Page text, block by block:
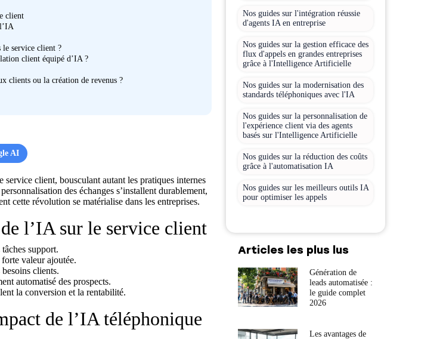
client
le service client ?
client équipé d’IA ?
clients ou la création de revenus ?
AI
client, bousculant autant les pratiques internes
des échanges s’installent durablement,
cette révolution se matérialise dans les entreprises.
l’IA sur le service client
support.
valeur ajoutée.
clients.
automatisé des prospects.
la conversion et la rentabilité.
de l’IA téléphonique
Nos guides sur l'intégration réussie
d'agents IA en entreprise
Nos guides sur la gestion efficace des
flux d'appels en grandes entreprises
grâce à l'Intelligence Artificielle
Nos guides sur la modernisation des
standards téléphoniques avec l'IA
Nos guides sur la personnalisation de
l'expérience client via des agents
basés sur l'Intelligence Artificielle
Nos guides sur la réduction des coûts
grâce à l'automatisation IA
Nos guides sur les meilleurs outils IA
pour optimiser les appels
Articles les plus lus
Génération de
leads automatisée :
le guide complet
2026
Les avantages de